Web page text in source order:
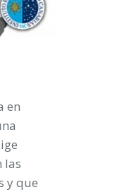
en
las
y que